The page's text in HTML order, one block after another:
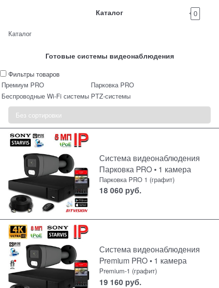
Каталог 0
Каталог
Готовые системы видеонаблюдения
Фильтры товаров
Премиум PRO
Парковка PRO
Беспроводные Wi-Fi системы PTZ-системы
Система видеонаблюдения
Парковка PRO • 1 камера
Парковка PRO 1 (графит)
18 060 руб.
Система видеонаблюдения
Premium PRO • 1 камера
Premium-1 (графит)
19 160 руб.